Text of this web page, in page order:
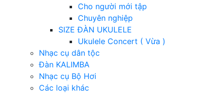
Cho người mới tập
Chuyên nghiệp
SIZE ĐÀN UKULELE
Ukulele Concert ( Vừa )
Nhạc cụ dân tộc
Đàn KALIMBA
Nhạc cụ Bộ Hơi
Các loại khác